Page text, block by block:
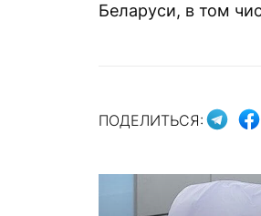
Беларуси, в том
ПОДЕЛИТЬСЯ: